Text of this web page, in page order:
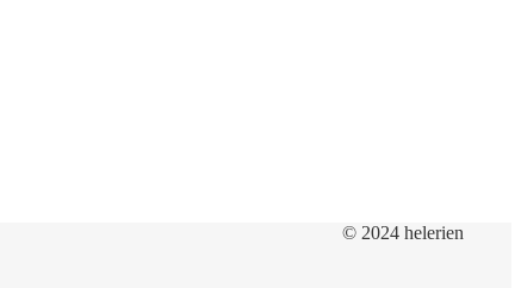
© 2024 helerien